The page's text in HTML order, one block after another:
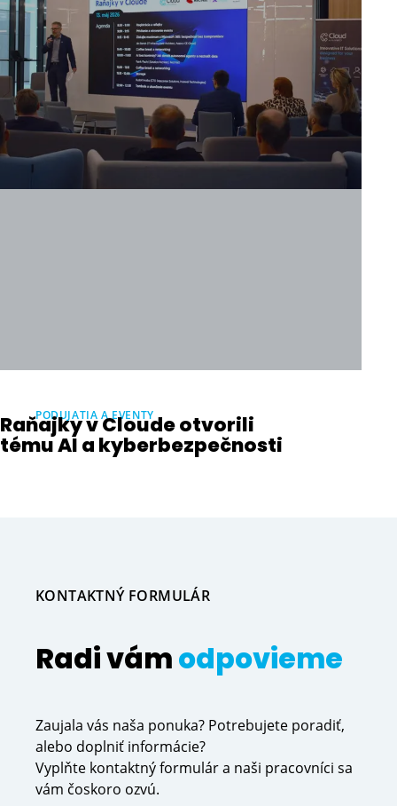
PODUJATIA A EVENTY
Raňajky v Cloude otvorili
tému AI a kyberbezpečnosti
KONTAKTNÝ FORMULÁR
Radi vámodpovieme
Zaujala vás naša ponuka? Potrebujete poradiť,
alebo doplniť informácie?
Vyplňte kontaktný formulár a naši pracovníci sa
vám čoskoro ozvú.